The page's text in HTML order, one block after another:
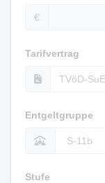
€
Tarifvertrag
Entgeltgruppe
Stufe